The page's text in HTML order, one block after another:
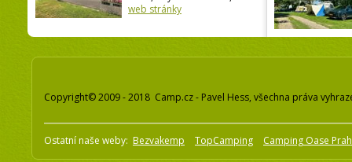
web stránky
Copyright© 2009 - 2018 Camp.cz - Pavel Hess, všechna práva
Ostatní naše weby: Bezvakemp TopCamping Camping Oase